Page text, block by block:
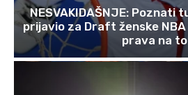
NESVAKIDAŠNJE: Poznati
prijavio za Draft ženske
prava na